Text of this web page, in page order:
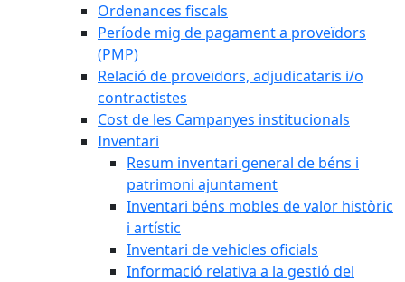
Ordenances fiscals
Període mig de pagament a proveïdors
(PMP)
Relació de proveïdors, adjudicataris i/o
contractistes
Cost de les Campanyes institucionals
Inventari
Resum inventari general de béns i
patrimoni ajuntament
Inventari béns mobles de valor històric
i artístic
Inventari de vehicles oficials
Informació relativa a la gestió del